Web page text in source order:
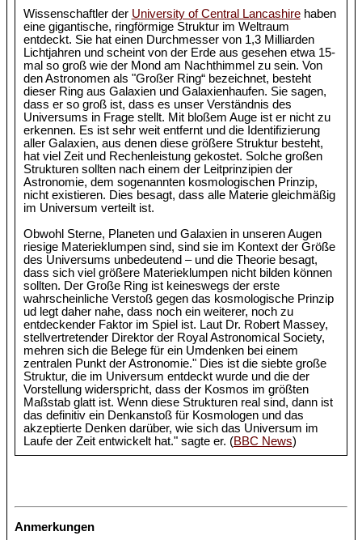
Wissenschaftler der University of Central Lancashirehaben
eine gigantische, ringförmige Struktur im Weltraum
entdeckt. Sie hat einen Durchmesser von 1,3 Milliarden
Lichtjahren und scheint von der Erde aus gesehen etwa 15-
mal so groß wie der Mond am Nachthimmel zu sein. Von
den Astronomen als "Großer Ring“ bezeichnet, besteht
dieser Ring aus Galaxien und Galaxienhaufen. Sie sagen,
dass er so groß ist, dass es unser Verständnis des
Universums in Frage stellt. Mit bloßem Auge ist er nicht zu
erkennen. Es ist sehr weit entfernt und die Identifizierung
aller Galaxien, aus denen diese größere Struktur besteht,
hat viel Zeit und Rechenleistung gekostet. Solche großen
Strukturen sollten nach einem der Leitprinzipien der
Astronomie, dem sogenannten kosmologischen Prinzip,
nicht existieren. Dies besagt, dass alle Materie gleichmäßig
im Universum verteilt ist.
Obwohl Sterne, Planeten und Galaxien in unseren Augen
riesige Materieklumpen sind, sind sie im Kontext der Größe
des Universums unbedeutend – und die Theorie besagt,
dass sich viel größere Materieklumpen nicht bilden können
sollten. Der Große Ring ist keineswegs der erste
wahrscheinliche Verstoß gegen das kosmologische Prinzip
ud legt daher nahe, dass noch ein weiterer, noch zu
entdeckender Faktor im Spiel ist. Laut Dr. Robert Massey,
stellvertretender Direktor der Royal Astronomical Society,
mehren sich die Belege für ein Umdenken bei einem
zentralen Punkt der Astronomie." Dies ist die siebte große
Struktur, die im Universum entdeckt wurde und die der
Vorstellung widerspricht, dass der Kosmos im größten
Maßstab glatt ist. Wenn diese Strukturen real sind, dann ist
das definitiv ein Denkanstoß für Kosmologen und das
akzeptierte Denken darüber, wie sich das Universum im
Laufe der Zeit entwickelt hat." sagte er. (BBC News)
Anmerkungen